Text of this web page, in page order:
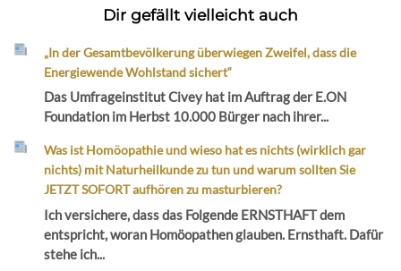
Dir gefällt vielleicht auch
„In der Gesamtbevölkerung überwiegen Zweifel, dass die
Energiewende Wohlstand sichert“
Das Umfrageinstitut Civey hat im Auftrag der E.ON
Foundation im Herbst 10.000 Bürger nach ihrer...
Was ist Homöopathie und wieso hat es nichts (wirklich gar
nichts) mit Naturheilkunde zu tun und warum sollten Sie
JETZT SOFORT aufhören zu masturbieren?
Ich versichere, dass das Folgende ERNSTHAFT dem
entspricht, woran Homöopathen glauben. Ernsthaft. Dafür
stehe ich...